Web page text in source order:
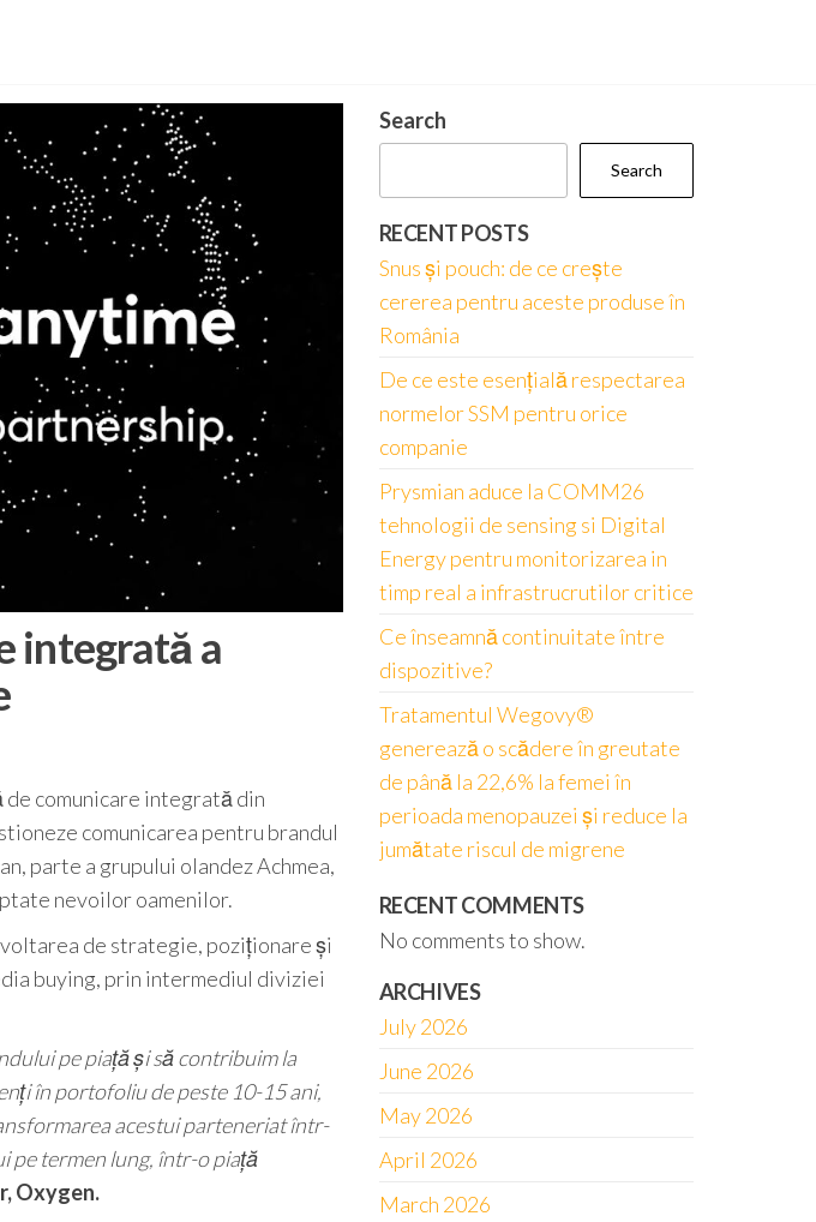
integrată a
de comunicare integrată din
comunicarea pentru brandul
parte a grupului olandez Achmea,
nevoilor oamenilor.
de strategie, poziționare și
buying, prin intermediul diviziei
pe piață și să contribuim la
în portofoliu de peste 10-15 ani,
acestui parteneriat într-
pe termen lung, într-o piață
Oxygen.
Search
Search
RECENT POSTS
Snus și pouch: de ce crește
cererea pentru aceste produse în
România
De ce este esențială respectarea
normelor SSM pentru orice
companie
Prysmian aduce la COMM26
tehnologii de sensing si Digital
Energy pentru monitorizarea in
timp real a infrastrucrutilor critice
Ce înseamnă continuitate între
dispozitive?
Tratamentul Wegovy®
generează o scădere în greutate
de până la 22,6% la femei în
perioada menopauzei și reduce la
jumătate riscul de migrene
RECENT COMMENTS
No comments to show.
ARCHIVES
July 2026
June 2026
May 2026
April 2026
March 2026